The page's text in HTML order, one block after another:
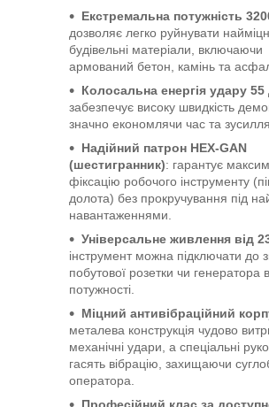
Екстремальна потужність
дозволяє легко руйнувати
будівельні матеріали, включаючи
армований бетон, камінь та
Колосальна енергія удару
забезпечує високу швидкість
значно економлячи час та
Надійний патрон HEX-GAN
(шестигранник): гарантує
фіксацію робочого інструменту
долота) без прокручування під
навантаженнями.
Універсальне живлення від
інструмент можна підключати до
побутової розетки чи генератора
потужності.
Міцний антивібраційний
металева конструкція чудово
механічні удари, а спеціальні
гасять вібрацію, захищаючи
оператора.
Професійний клас за